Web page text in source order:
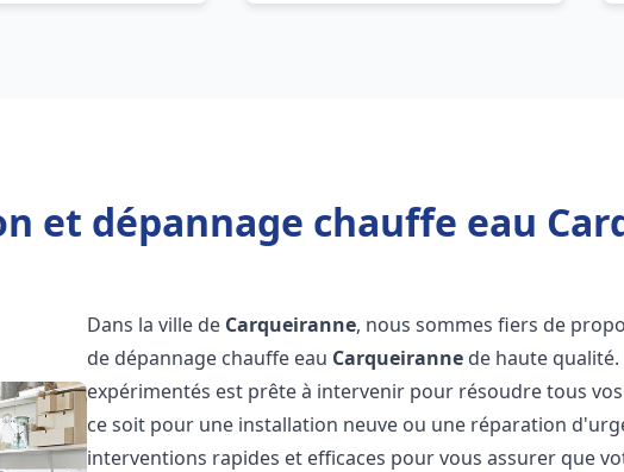
et dépannage chauffe eau
Dans la ville de Carqueiranne, nous sommes fiers de
de dépannage chauffe eau Carqueiranne de haute
expérimentés est prête à intervenir pour résoudre tous
ce soit pour une installation neuve ou une réparation
interventions rapides et efficaces pour vous assurer que